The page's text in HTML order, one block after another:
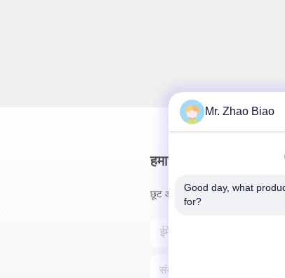
हमारा समाचार पत्र
छूट और अधिक के लिए हमारे न्यूज़लेटर
Mr. Zhao Biao
Good day, what
for?